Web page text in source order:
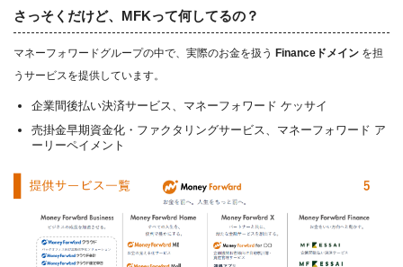
さっそくだけど、MFKって何してるの？
マネーフォワードグループの中で、実際のお金を扱う Financeドメイン を担
うサービスを提供しています。
企業間後払い決済サービス、マネーフォワード ケッサイ
売掛金早期資金化・ファクタリングサービス、マネーフォワード ア
ーリーペイメント